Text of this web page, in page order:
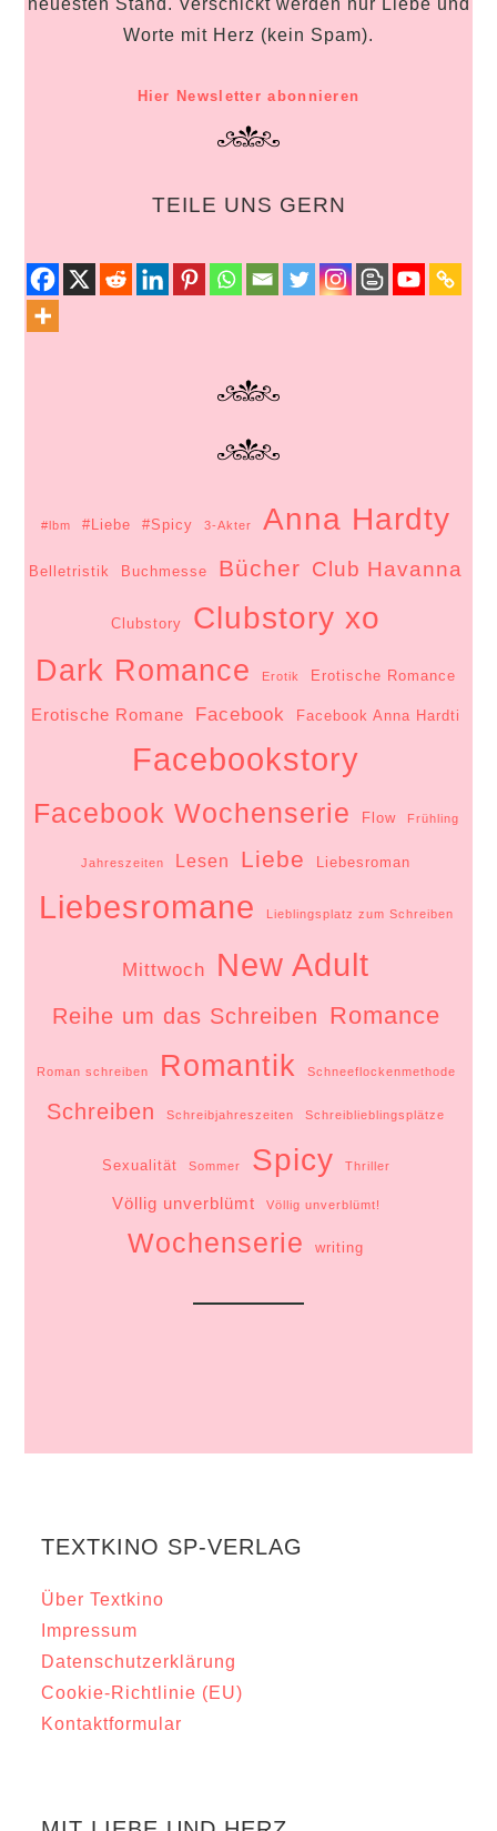
Worte mit Herz (kein Spam).
Hier Newsletter abonnieren
TEILE UNS GERN
#lbm #Liebe #Spicy 3-Akter Anna Hardty
Belletristik Buchmesse Bücher Club Havanna
Clubstory Clubstory xo
Dark Romance Erotik Erotische Romance
Erotische Romane Facebook Facebook Anna Hardti
Facebookstory
Facebook Wochenserie Flow Frühling
Jahreszeiten Lesen Liebe Liebesroman
Liebesromane Lieblingsplatz zum Schreiben
Mittwoch New Adult
Reihe um das Schreiben Romance
Roman schreiben Romantik Schneeflockenmethode
Schreiben Schreibjahreszeiten Schreiblieblingsplätze
Sexualität Sommer Spicy Thriller
Völlig unverblümt Völlig unverblümt!
Wochenserie writing
TEXTKINO SP-VERLAG
Über Textkino
Impressum
Datenschutzerklärung
Cookie-Richtlinie (EU)
Kontaktformular